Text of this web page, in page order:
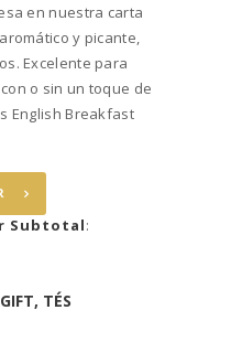
en nuestra carta
y picante,
Excelente para
o sin un toque de
English Breakfast
Subtotal:
, TÉS